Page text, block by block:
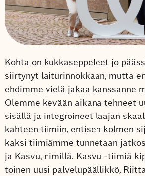
Kohta on kukkaseppeleet jo
siirtynyt laiturinnokkaan, mutta
ehdimme vielä jakaa kanssanne
Olemme kevään aikana tehneet
sisällä ja integroineet laajan
kahteen tiimiin, entisen kolmen
kaksi tiimiämme tunnetaan
ja Kasvu, nimillä. Kasvu -tiimiä
toinen uusi palvelupäällikkö,